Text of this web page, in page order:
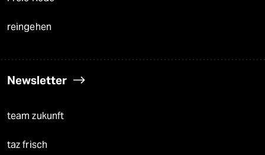
reingehen
Newsletter
team zukunft
taz frisch